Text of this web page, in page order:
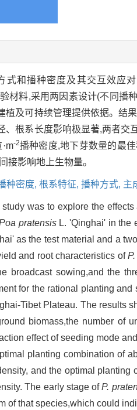
式和播种密度及其交互效应
材料,采用两因素设计(不同播
植及可持续管理提供依据。结
、根系长度影响极显著,两者
-2播种密度,地下芽数量的最
接影响地上生物量。
种密度, 根系特征, 播种方式, 主
was to explore the
pratensisL. 'Qinghai' in the
as the test material and a
and root characteristics of
broadcast sowing,and the
for the rational planting
Tibet Plateau. The results
biomass,the number of
effect of seeding mode
planting combination of
and the optimal planting
The early stage ofP.
of that species,which could